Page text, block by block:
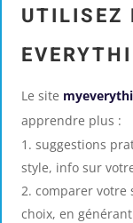
UTILISEZ
Le site
apprendre plus :
suggestions
style, info sur
comparer votre
choix, en